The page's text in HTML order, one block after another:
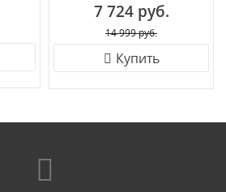
7 724 руб.
14 999 руб.
Купить